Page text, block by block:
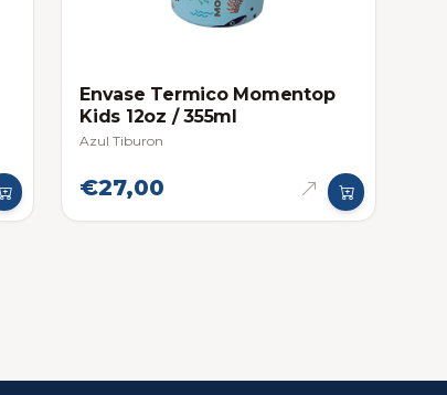
Envase Termico Momentop
Kids 12oz / 355ml
Azul Tiburon
€27,00